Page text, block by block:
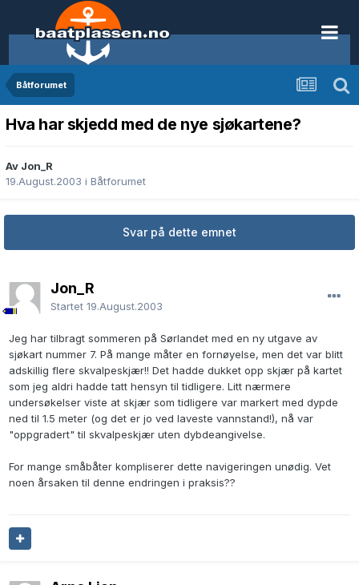
Båtforumet
Hva har skjedd med de nye sjøkartene?
Av Jon_R
19.August.2003 i Båtforumet
Svar på dette emnet
Jon_R
Startet 19.August.2003
Jeg har tilbragt sommeren på Sørlandet med en ny utgave av
sjøkart nummer 7. På mange måter en fornøyelse, men det var blitt
adskillig flere skvalpeskjær!! Det hadde dukket opp skjær på kartet
som jeg aldri hadde tatt hensyn til tidligere. Litt nærmere
undersøkelser viste at skjær som tidligere var markert med dypde
ned til 1.5 meter (og det er jo ved laveste vannstand!), nå var
"oppgradert" til skvalpeskjær uten dybdeangivelse.
For mange småbåter kompliserer dette navigeringen unødig. Vet
noen årsaken til denne endringen i praksis??